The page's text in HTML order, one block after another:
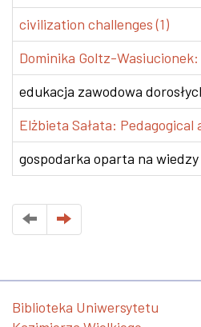
civilization challenges (1)
Dominika Goltz-
edukacja zawodowa
Elżbieta Sałata:
gospodarka oparta na wiedzy
Biblioteka Uniwersytetu